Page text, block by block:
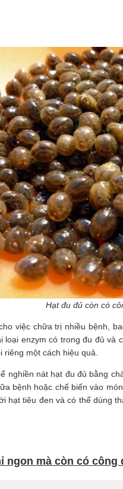
Hạt đu đủ còn có
việc chữa trị nhiều bệnh,
loại enzym có trong đu đủ và
riêng một cách hiệu quả.
nghiền nát hạt đu đủ bằng
bệnh hoặc chế biến vào
hạt tiêu đen và có thể dùng
ngon mà còn có